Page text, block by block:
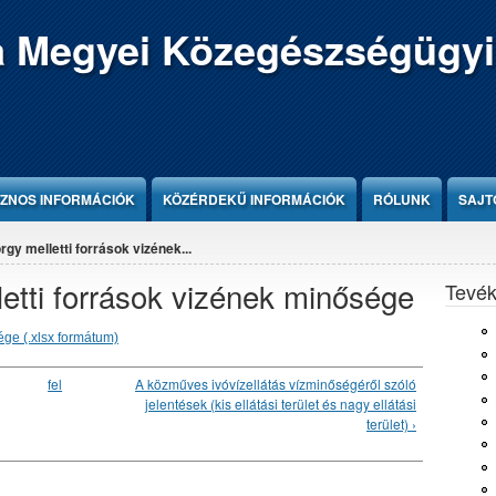
Megyei
INFORMÁCIÓK KÖZÉRDEKŰ INFORMÁCIÓK RÓLUNK
melletti források vizének...
források vizének minősége
(.xlsx formátum)
fel
A közműves ivóvízellátás vízminőségéről szóló
jelentések (kis ellátási terület és nagy ellátási
terület) ›